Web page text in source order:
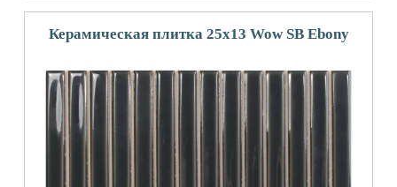
Керамическая плитка 25x13 Wow SB Ebony